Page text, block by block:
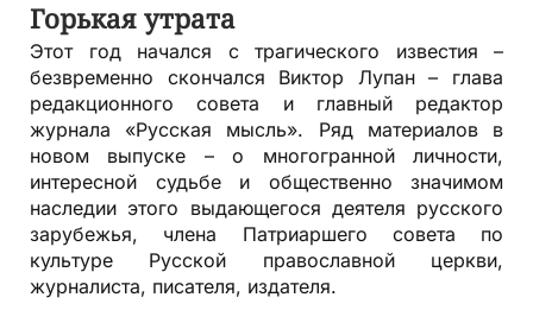
Горькая утрата
Этот год начался с трагического известия –
безвременно скончался Виктор Лупан – глава
редакционного совета и главный редактор
журнала «Русская мысль». Ряд материалов в
новом выпуске – о многогранной личности,
интересной судьбе и общественно значимом
наследии этого выдающегося деятеля русского
зарубежья, члена Патриаршего совета по
культуре Русской православной церкви,
журналиста, писателя, издателя.